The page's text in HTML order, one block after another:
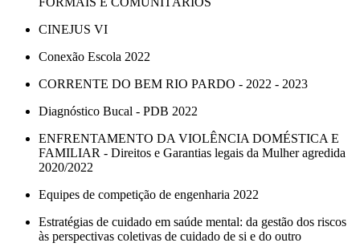
CINEJUS VI
Conexão Escola 2022
CORRENTE DO BEM RIO PARDO - 2022 - 2023
Diagnóstico Bucal - PDB 2022
ENFRENTAMENTO DA VIOLÊNCIA DOMÉSTICA E
FAMILIAR - Direitos e Garantias legais da Mulher agredida
2020/2022
Equipes de competição de engenharia 2022
Estratégias de cuidado em saúde mental: da gestão dos riscos
às perspectivas coletivas de cuidado de si e do outro